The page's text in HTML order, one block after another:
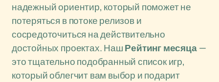
надежный ориентир, который поможет не
потеряться в потоке релизов и
сосредоточиться на действительно
достойных проектах. НашРейтинг месяца—
это тщательно подобранный список игр,
который облегчит вам выбор и подарит